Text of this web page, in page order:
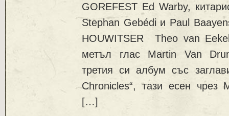
GOREFEST Ed Warby,
Stephan Gebédi и Paul
HOUWITSER Theo van
метъл глас Martin Van
третия си албум със
Chronicles“, тази есен чрез
[…]